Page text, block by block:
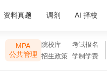
资料真题 调剂 AI 择校
MPA
公共管理
院校库
考试报名
招生政策
学制学费